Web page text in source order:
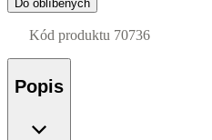
Do oblíbených
Kód produktu 70736
Popis